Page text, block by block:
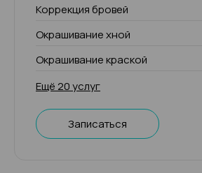
Коррекция бровей
Окрашивание хной
Окрашивание краской
Ещё 20 услуг
Записаться